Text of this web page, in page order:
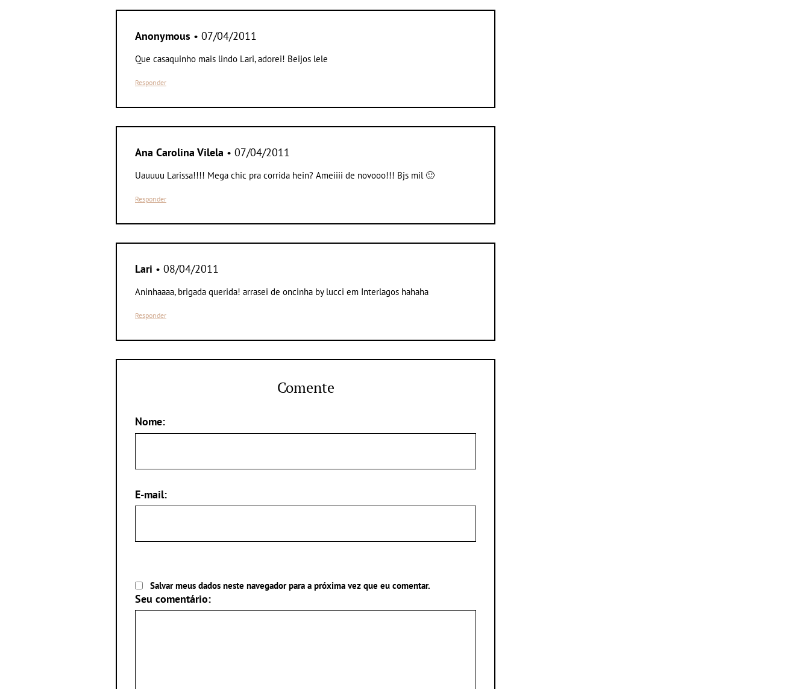
Anonymous • 07/04/2011
Que casaquinho mais lindo Lari, adorei! Beijos lele
Responder
Ana Carolina Vilela • 07/04/2011
Uauuuu Larissa!!!! Mega chic pra corrida hein? Ameiiii de novooo!!! Bjs mil 🙂
Responder
Lari • 08/04/2011
Aninhaaaa, brigada querida! arrasei de oncinha by lucci em Interlagos hahaha
Responder
Comente
Nome:
E-mail:
Salvar meus dados neste navegador para a próxima vez que eu comentar.
Seu comentário: